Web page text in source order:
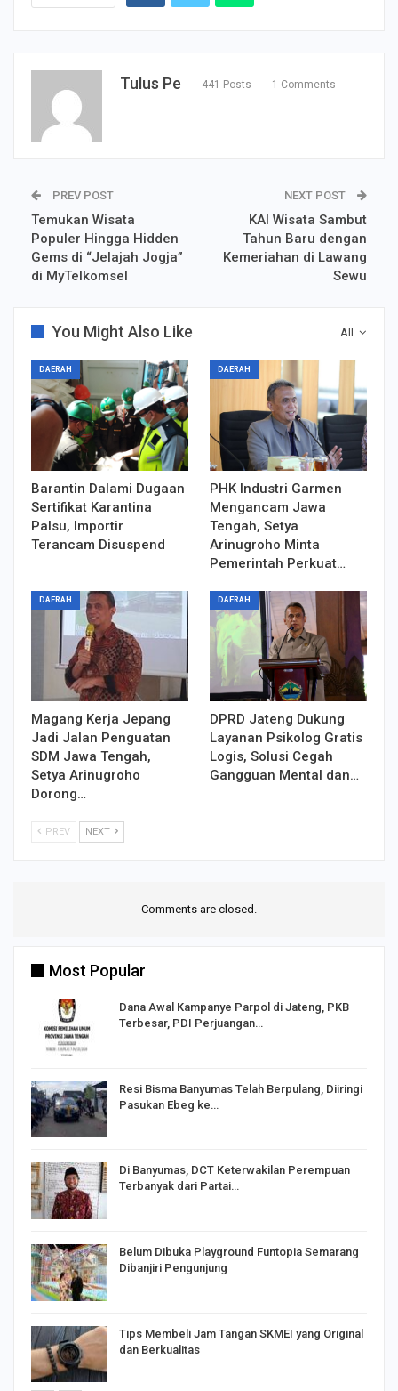
Tulus Pe 441 Posts 1 Comments
PREV POST
Temukan Wisata
Populer Hingga Hidden
Gems di “Jelajah Jogja”
di MyTelkomsel
NEXT POST
KAI Wisata Sambut
Tahun Baru dengan
Kemeriahan di Lawang
Sewu
All
You Might Also Like
DAERAH
Barantin Dalami Dugaan
Sertifikat Karantina
Palsu, Importir
Terancam Disuspend
DAERAH
PHK Industri Garmen
Mengancam Jawa
Tengah, Setya
Arinugroho Minta
Pemerintah Perkuat…
DAERAH
Magang Kerja Jepang
Jadi Jalan Penguatan
SDM Jawa Tengah,
Setya Arinugroho
Dorong…
DAERAH
DPRD Jateng Dukung
Layanan Psikolog Gratis
Logis, Solusi Cegah
Gangguan Mental dan…
PREV NEXT
Comments are closed.
Most Popular
Dana Awal Kampanye Parpol di Jateng, PKB
Terbesar, PDI Perjuangan…
Resi Bisma Banyumas Telah Berpulang, Diiringi
Pasukan Ebeg ke…
Di Banyumas, DCT Keterwakilan Perempuan
Terbanyak dari Partai…
Belum Dibuka Playground Funtopia Semarang
Dibanjiri Pengunjung
Tips Membeli Jam Tangan SKMEI yang Original
dan Berkualitas